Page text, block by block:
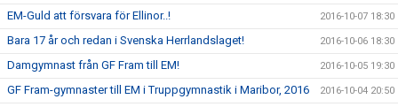
EM-Guld att försvara för Ellinor..! 2016-10-07 18:30
Bara 17 år och redan i Svenska Herrlandslaget! 2016-10-06 18:30
Damgymnast från GF Fram till EM! 2016-10-05 19:30
GF Fram-gymnaster till EM i Truppgymnastik i Maribor, 2016 2016-10-04 20:50